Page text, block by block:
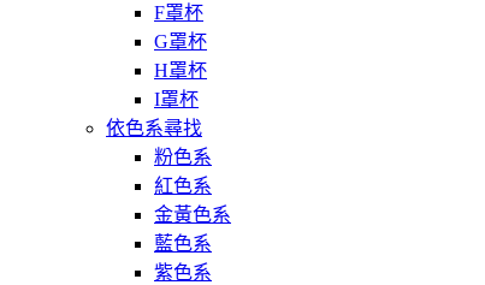
F罩杯
G罩杯
H罩杯
I罩杯
依色系尋找
粉色系
紅色系
金黃色系
藍色系
紫色系